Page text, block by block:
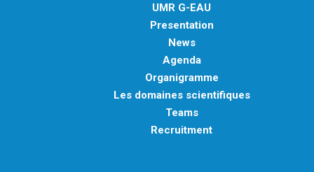
UMR G-EAU
Presentation
News
Agenda
Organigramme
Les domaines scientifiques
Teams
Recruitment